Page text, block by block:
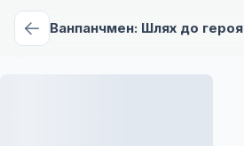
Ванпанчмен: Шлях до героя